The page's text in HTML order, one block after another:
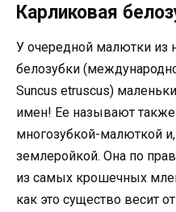
Карликовая
У очередной малютки из
белозубки
Suncus etruscus)
имен! Ее называют
многозубкой-малюткой
землеройкой. Она по
из самых крошечных
как это существо весит